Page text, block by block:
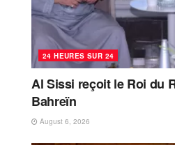
24 HEURES SUR 24
Al Sissi reçoit le Roi du
Bahreïn
August 6, 2026